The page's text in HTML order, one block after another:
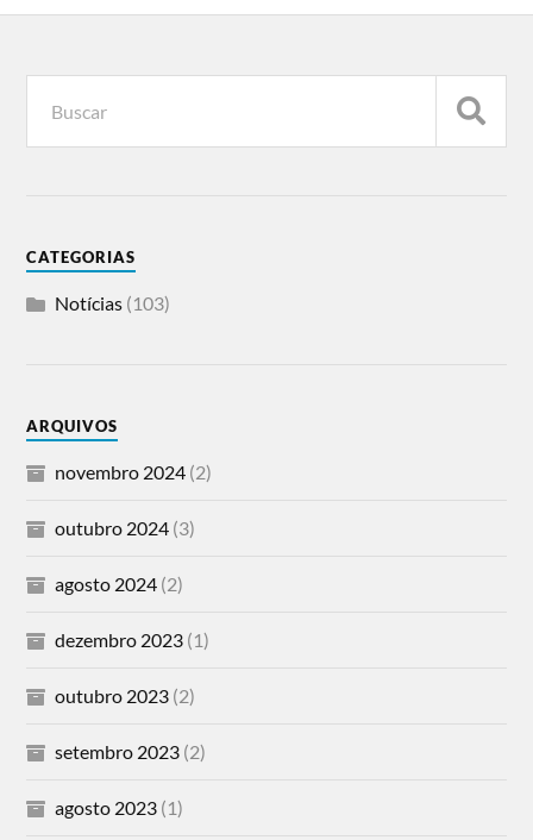
CATEGORIAS
Notícias (103)
ARQUIVOS
novembro 2024 (2)
outubro 2024 (3)
agosto 2024 (2)
dezembro 2023 (1)
outubro 2023 (2)
setembro 2023 (2)
agosto 2023 (1)